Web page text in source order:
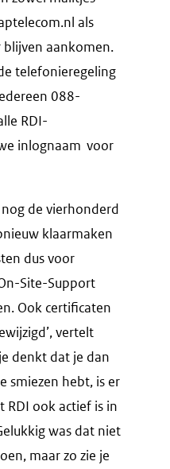
als
aankomen.
telefonieregeling
088-
RDI-
inlognaam voor
de vierhonderd
klaarmaken
dus voor
Site-Support
Ook certificaten
vertelt
denkt dat je dan
smiezen hebt, is er
ook actief is in
was dat niet
maar zo zie je